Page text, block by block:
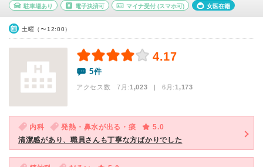
駐車場あり 電子決済可 マイナ受付 (スマホ可) 女医在籍
土曜（〜12:00）
4.17
5件
アクセス数 7月:1,023 | 6月:1,173
内科 発熱・鼻水が出る・痰
5.0
清潔感があり、職員さんも丁寧な方ばかりでした